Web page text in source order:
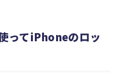
ってiPhoneのロッ